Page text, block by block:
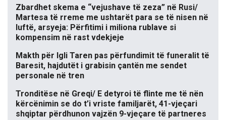
Zbardhet skema e “vejushave të zeza” në Rusi/
Martesa të rreme me ushtarët para se të nisen në
luftë, arsyeja: Përfitimi i miliona rublave si
kompensim në rast vdekjeje
Makth për Igli Taren pas përfundimit të funeralit të
Baresit, hajdutët i grabisin çantën me sendet
personale në tren
Tronditëse në Greqi/ E detyroi të flinte me të nën
kërcënimin se do t’i vriste familjarët, 41-vjeçari
shqiptar përdhunon vajzën 9-vjeçare të partneres